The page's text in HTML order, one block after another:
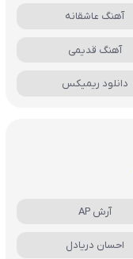
آهنگ عاشقانه
آهنگ قدیمی
دانلود ریمیکس
آرش AP
احسان دریادل